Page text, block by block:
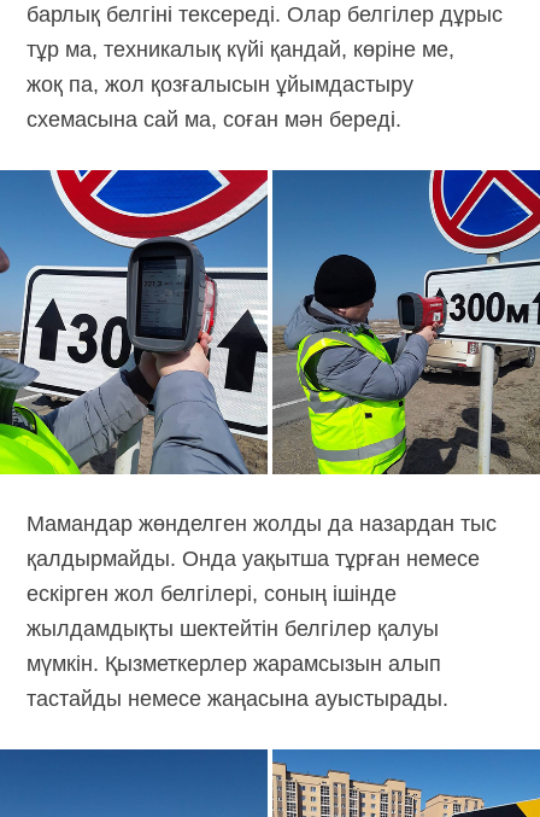
барлық белгіні тексереді. Олар белгілер дұрыс
тұр ма, техникалық күйі қандай, көріне ме,
жоқ па, жол қозғалысын ұйымдастыру
схемасына сай ма, соған мән береді.
Мамандар жөнделген жолды да назардан тыс
қалдырмайды. Онда уақытша тұрған немесе
ескірген жол белгілері, соның ішінде
жылдамдықты шектейтін белгілер қалуы
мүмкін. Қызметкерлер жарамсызын алып
тастайды немесе жаңасына ауыстырады.